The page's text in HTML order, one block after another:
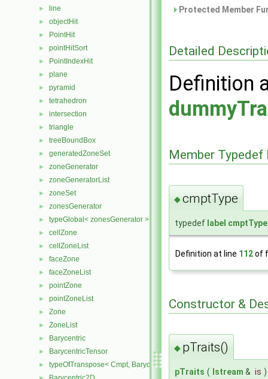
► line
► objectHit
► PointHit
► pointHitSort
► PointIndexHit
► plane
► pyramid
► tetrahedron
► intersection
► triangle
► treeBoundBox
► generatedZoneSet
► zoneGenerator
► zoneGeneratorList
► zoneSet
► zonesGenerator
► typeGlobal< zonesGenerator >
► cellZone
► cellZoneList
► faceZone
► faceZoneList
► pointZone
► pointZoneList
► Zone
► ZoneList
► Barycentric
► BarycentricTensor
► typeOfTranspose< Cmpt, BarycentricTensor< Cmpt > >
Protected Member
Detailed
Definition
Member
◆cmptType
typedef label cmptType
Definition at line 112of
Constructor &
◆ pTraits()
pTraits ( Istream & is )